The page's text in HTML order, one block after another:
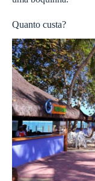
Quanto custa?